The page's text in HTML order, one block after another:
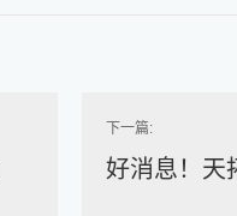
下一篇:
好消息！天